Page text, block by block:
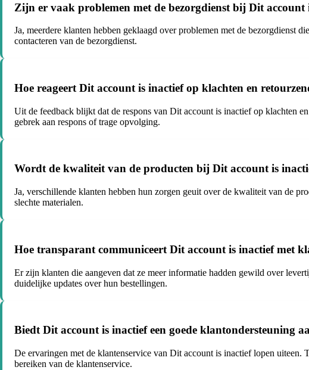
Zijn er vaak problemen met de bezorgdienst bij Dit account
Ja, meerdere klanten hebben geklaagd over problemen met de
contacteren van de bezorgdienst.
Hoe reageert Dit account is inactief op klachten en
Uit de feedback blijkt dat de respons van Dit account is inactief op klachten
gebrek aan respons of trage opvolging.
Wordt de kwaliteit van de producten bij Dit account is
Ja, verschillende klanten hebben hun zorgen geuit over de kwaliteit van de
slechte materialen.
Hoe transparant communiceert Dit account is inactief met
Er zijn klanten die aangeven dat ze meer informatie hadden gewild over
duidelijke updates over hun bestellingen.
Biedt Dit account is inactief een goede klantondersteuning
De ervaringen met de klantenservice van Dit account is inactief lopen
bereiken van de klantenservice.